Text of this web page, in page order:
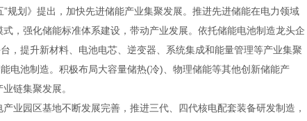
划》提出，加快先进储能产业集聚发展。推进先进储能在电力领域
，强化储能标准体系建设，带动产业发展。依托储能电池制造龙头企
，提升新材料、电池电芯、逆变器、系统集成和能量管理等产业集聚
电池制造。积极布局大容量储热(冷)、物理储能等其他创新储能产
链集聚发展。
园区基地不断发展完善，推进三代、四代核电配套装备研发制造，